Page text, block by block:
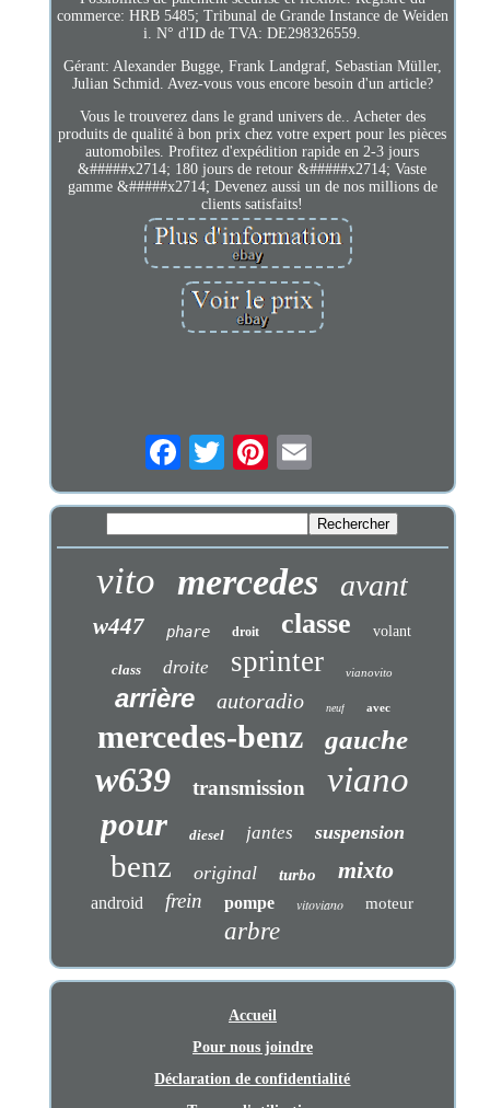
commerce: HRB 5485; Tribunal de Grande Instance de Weiden
i. N° d'ID de TVA: DE298326559.
Gérant: Alexander Bugge, Frank Landgraf, Sebastian Müller,
Julian Schmid. Avez-vous vous encore besoin d'un article?
Vous le trouverez dans le grand univers de.. Acheter des
produits de qualité à bon prix chez votre expert pour les pièces
automobiles. Profitez d'expédition rapide en 2-3 jours
&#####x2714; 180 jours de retour &#####x2714; Vaste
gamme &#####x2714; Devenez aussi un de nos millions de
clients satisfaits!
vito mercedes avant
w447 phare droit classe volant
class droite sprinter vianovito
arrière autoradio neuf avec
mercedes-benz gauche
w639 transmission viano
pour diesel jantes suspension
benz original turbo mixto
android frein pompe vitoviano moteur
arbre
Accueil
Pour nous joindre
Déclaration de confidentialité